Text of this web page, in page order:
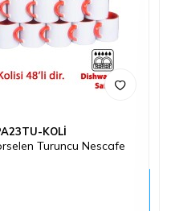
KOLİ
Turuncu Nescafe